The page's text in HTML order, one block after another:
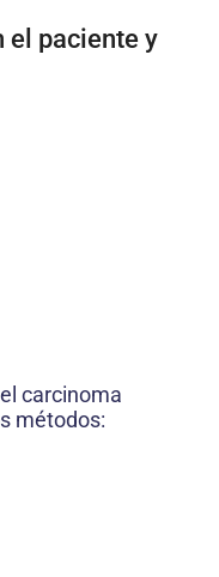
el paciente y
carcinoma
métodos: